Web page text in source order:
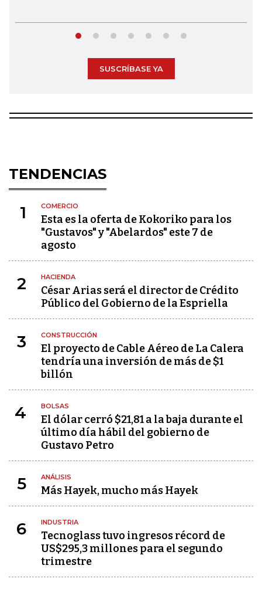
SUSCRÍBASE YA
TENDENCIAS
1 COMERCIO
Esta es la oferta de Kokoriko para los
"Gustavos" y "Abelardos" este 7 de
agosto
2 HACIENDA
César Arias será el director de Crédito
Público del Gobierno de la Espriella
3 CONSTRUCCIÓN
El proyecto de Cable Aéreo de La Calera
tendría una inversión de más de $1
billón
4 BOLSAS
El dólar cerró $21,81 a la baja durante el
último día hábil del gobierno de
Gustavo Petro
5 ANÁLISIS
Más Hayek, mucho más Hayek
6 INDUSTRIA
Tecnoglass tuvo ingresos récord de
US$295,3 millones para el segundo
trimestre